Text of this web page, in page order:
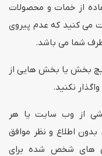
استفاده از خمات و محصولات
می کنید که عدم پیروی
شما می باشد.
هیچ بخش یا بخش هایی از
نکنید.
از وب سایت یا هر
اطلاع و نظر موافق
بخش های شخص شده برای